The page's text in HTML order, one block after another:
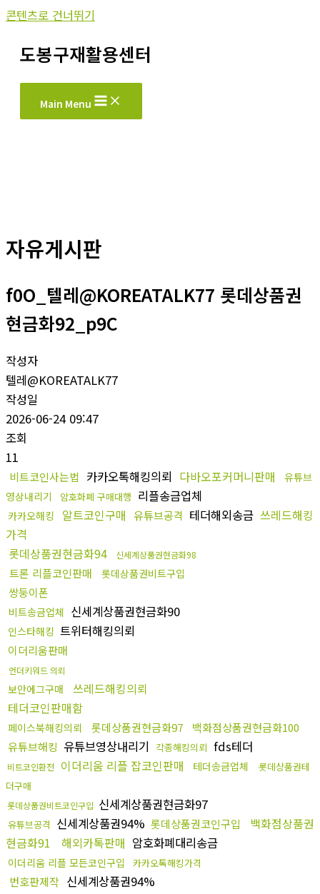
콘텐츠로 건너뛰기
도봉구재활용센터
Main Menu
자유게시판
f0O_텔레@KOREATALK77 롯데상품권
현금화92_p9C
작성자
텔레@KOREATALK77
작성일
2026-06-24 09:47
조회
11
비트코인사는법 카카오톡해킹의뢰 다바오포커머니판매
유튜브
영상내리기
암호화폐 구매대행 리플송금업체
카카오해킹 알트코인구매 유튜브공격 테더해외송금 쓰레드해킹
가격
롯데상품권현금화94
신세계상품권현금화98
트론 리플코인판매 롯데상품권비트구입
쌍둥이폰
비트송금업체 신세계상품권현금화90
인스타해킹 트위터해킹의뢰
이더리움판매
언더키워드 의뢰
보안에그구매
쓰레드해킹의뢰
테더코인판매함
페이스북해킹의뢰 롯데상품권현금화97
백화점상품권현금화100
유튜브해킹 유튜브영상내리기 각종해킹의뢰 fds테더
비트코인환전 이더리움 리플 잡코인판매 테더송금업체
롯데상품권테
더구매
롯데상품권비트코인구입 신세계상품권현금화97
유튜브공격 신세계상품권94% 롯데상품권코인구입
백화점상품권
현금화91
해외카톡판매 암호화폐대리송금
이더리움 리플 모든코인구입 카카오톡해킹가격
번호판제작 신세계상품권94%